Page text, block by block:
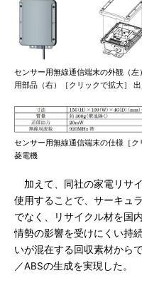
センサー用無線通信端末の外観（
用部品（右）［クリックで拡大］
センサー用無線通信端末の仕様［
菱電機
加えて、同社の家電リサ
使用することで、サーキュ
でなく、リサイクル材を国
情勢の影響を受けにくい持
いが混在する回収素材から
／ABSの生成を実現した。